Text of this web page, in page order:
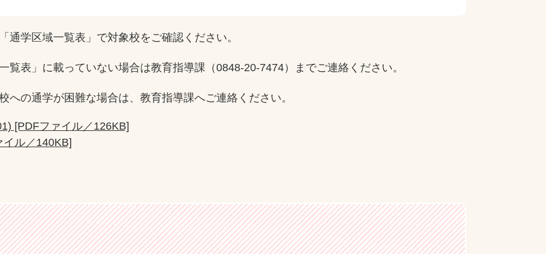
学区域一覧表」で対象校をご確認ください。
表」に載っていない場合は教育指導課（0848-20-7474）までご連絡ください。
の通学が困難な場合は、教育指導課へご連絡ください。
[PDFファイル／126KB]
ル／140KB]